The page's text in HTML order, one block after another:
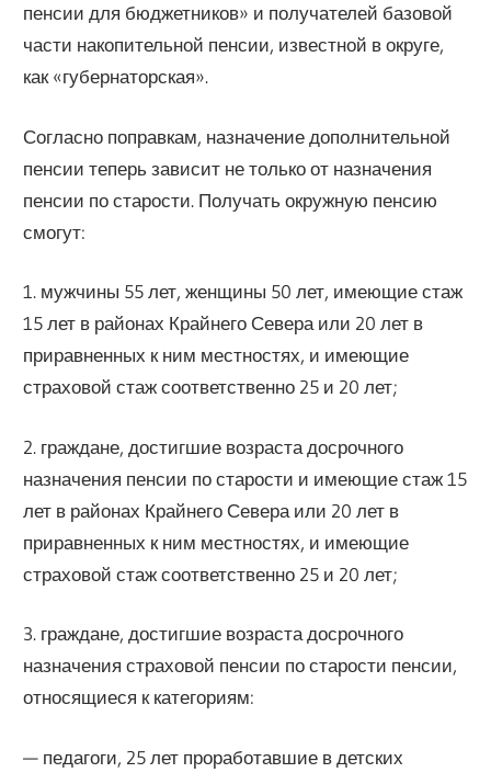
пенсии для бюджетников» и получателей базовой
части накопительной пенсии, известной в округе,
как «губернаторская».
Согласно поправкам, назначение дополнительной
пенсии теперь зависит не только от назначения
пенсии по старости. Получать окружную пенсию
смогут:
1. мужчины 55 лет, женщины 50 лет, имеющие стаж
15 лет в районах Крайнего Севера или 20 лет в
приравненных к ним местностях, и имеющие
страховой стаж соответственно 25 и 20 лет;
2. граждане, достигшие возраста досрочного
назначения пенсии по старости и имеющие стаж 15
лет в районах Крайнего Севера или 20 лет в
приравненных к ним местностях, и имеющие
страховой стаж соответственно 25 и 20 лет;
3. граждане, достигшие возраста досрочного
назначения страховой пенсии по старости пенсии,
относящиеся к категориям:
— педагоги, 25 лет проработавшие в детских